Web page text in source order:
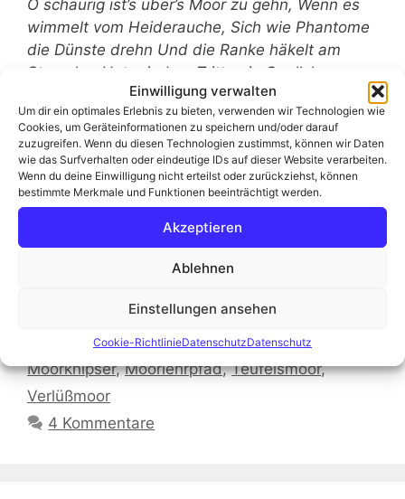
Einwilligung verwalten
Um dir ein optimales Erlebnis zu bieten, verwenden wir Technologien wie
Cookies, um Geräteinformationen zu speichern und/oder darauf
zuzugreifen. Wenn du diesen Technologien zustimmst, können wir Daten
wie das Surfverhalten oder eindeutige IDs auf dieser Website verarbeiten.
Wenn du deine Einwilligung nicht erteilst oder zurückziehst, können
bestimmte Merkmale und Funktionen beeinträchtigt werden.
Akzeptieren
Ablehnen
Einstellungen ansehen
Cookie-RichtlinieDatenschutzDatenschutz
O schaurig ist’s über’s Moor zu gehn, Wenn es
wimmelt vom Heiderauche, Sich wie Phantome
die Dünste drehn Und die Ranke häkelt am
Strauche, Unter jedem Tritte ein Quellchen
springt, Wenn aus der Spalte es zischt und
singt, O schaurig ist’s über’s Moor zu gehn,
Wenn das Röhricht knistert im Hauche! (…)
(Annette von Droste-Hülshoff)
Schlagwörter
Das andere Osterholz-Scharmbeck
Fotografie,Kraniche,Matthias Weber,Moor
Moorknipser,Moorlehrpfad,Teufelsmoor,
Verlüßmoor
4 Kommentare